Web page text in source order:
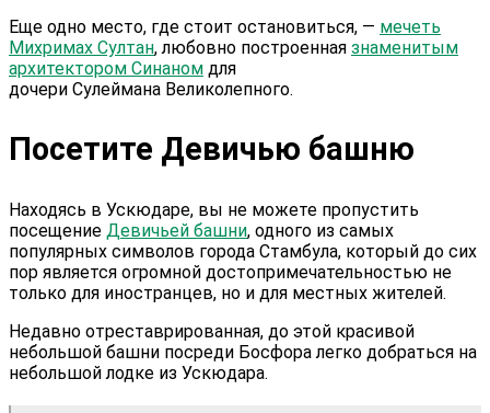
Еще одно место, где стоит остановиться, — мечеть
Михримах Султан, любовно построенная знаменитым
архитектором Синаном для
дочери Сулеймана Великолепного.
Посетите Девичью башню
Находясь в Ускюдаре, вы не можете пропустить
посещение Девичьей башни, одного из самых
популярных символов города Стамбула, который до сих
пор является огромной достопримечательностью не
только для иностранцев, но и для местных жителей.
Недавно отреставрированная, до этой красивой
небольшой башни посреди Босфора легко добраться на
небольшой лодке из Ускюдара.